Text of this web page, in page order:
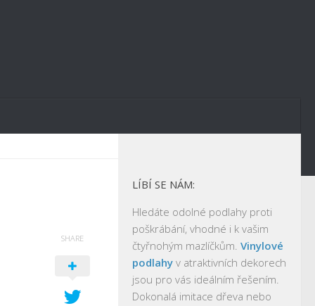
SHARE
LÍBÍ SE NÁM:
Hledáte odolné podlahy proti
poškrábání, vhodné i k vašim
čtyřnohým mazlíčkům. Vinylové
podlahy v atraktivních dekorech
jsou pro vás ideálním řešením.
Dokonalá imitace dřeva nebo